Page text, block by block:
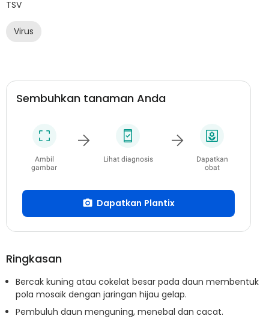
TSV
Virus
Sembuhkan tanaman Anda
Ambil
gambar
Lihat diagnosis
Dapatkan
obat
Dapatkan Plantix
Ringkasan
Bercak kuning atau cokelat besar pada daun membentuk
pola mosaik dengan jaringan hijau gelap.
Pembuluh daun menguning, menebal dan cacat.